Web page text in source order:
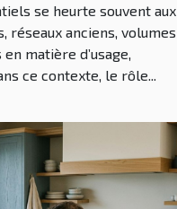
se heurte souvent aux
réseaux anciens, volumes
matière d’usage,
ce contexte, le rôle...